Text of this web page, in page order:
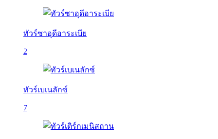
ทัวร์ซาอุดีอาระเบีย
2
ทัวร์เบเนลักซ์
7